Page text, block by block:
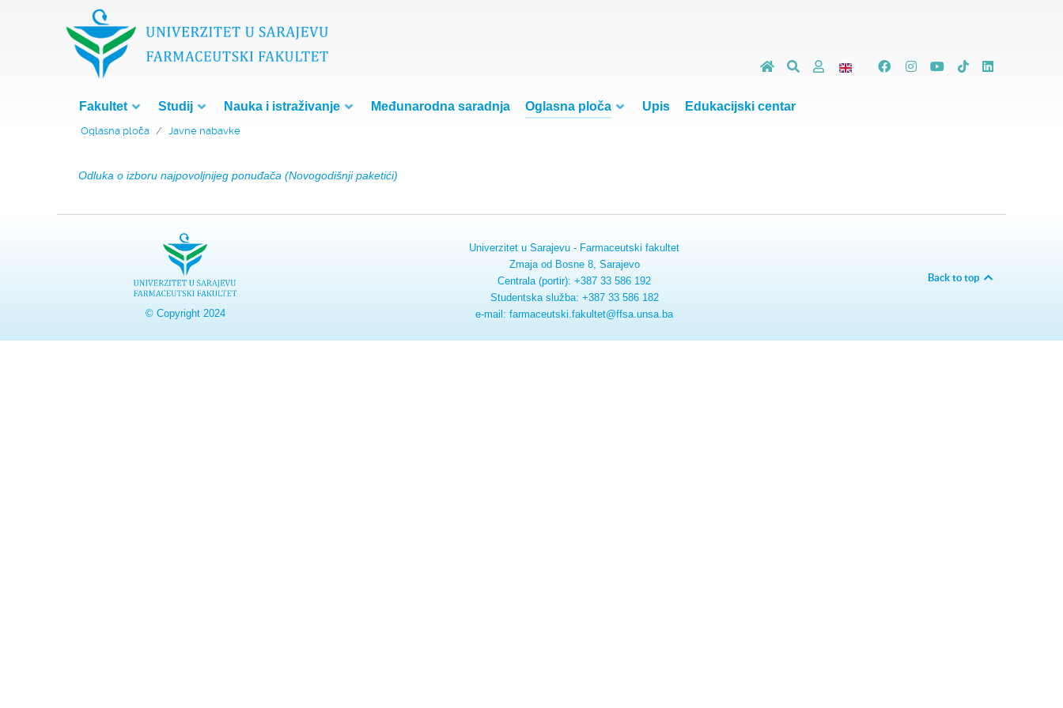
Fakultet Studij Nauka i istraživanje Međunarodna saradnja Oglasna ploča Upis Edukacijski centar
Oglasna ploča Javne nabavke
Odluka o izboru najpovoljnijeg ponuđača (Novogodišnji paketići)
© Copyright 2024
Univerzitet u Sarajevu - Farmaceutski fakultet
Zmaja od Bosne 8, Sarajevo
Centrala (portir): +387 33 586 192
Studentska služba: +387 33 586 182
e-mail: farmaceutski.fakultet@ffsa.unsa.ba
Back to top